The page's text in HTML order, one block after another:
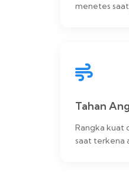
menetes
Tahan
Rangka kuat
saat terkena